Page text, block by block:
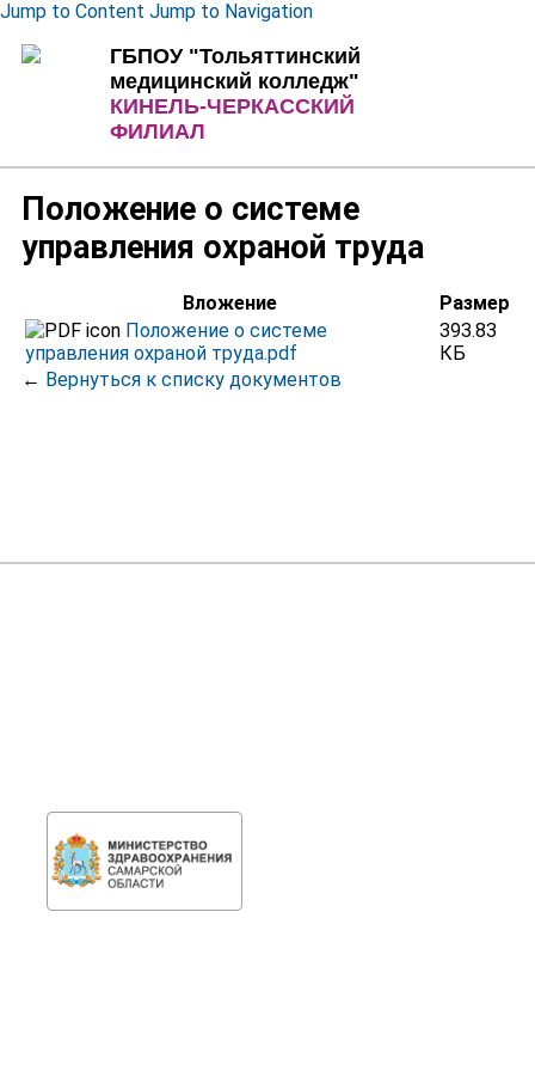
Jump to Content Jump to Navigation
ГБПОУ "Тольяттинский
медицинский колледж"
КИНЕЛЬ-ЧЕРКАССКИЙ
ФИЛИАЛ
Положение о системе
управления охраной труда
Вложение
Размер
Положение о системе
управления охраной труда.pdf
393.83
КБ
← Вернуться к списку документов